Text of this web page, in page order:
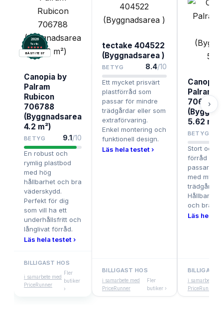
2026
Testix.
BÄST I TEST
Canopia by
Palram
Rubicon
706788
(Byggnadsarea
4.2 m²)
BETYG 9.1/10
En robust och
rymlig plastbod
med hög
hållbarhet och bra
väderskydd.
Perfekt för dig
som vill ha ett
underhållsfritt och
långlivat förråd.
Läs hela testet ›
BILLIGAST HOS
i samarbete med
PriceRunner
Fler
butiker
›
tectake 404522
(Byggnadsarea )
BETYG 8.4/10
Ett mycket prisvärt
plastförråd som
passar för mindre
trädgårdar eller som
extraförvaring.
Enkel montering och
funktionell design.
Läs hela testet ›
BILLIGAST HOS
i samarbete med
PriceRunner
Fler
butiker ›
Canopia
Palram
706791
5.62 m²)
BETYG
Stort och
förråd i
passar
med
Hållbar
och bra
Läs hela
BILLIGAST
i samarbete
PriceRunner
›